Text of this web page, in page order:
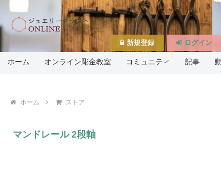
ホーム オンライン彫金教室 コミュニティ 記事
ホーム ストア
マンドレール 2段軸
新規登録 ログイン